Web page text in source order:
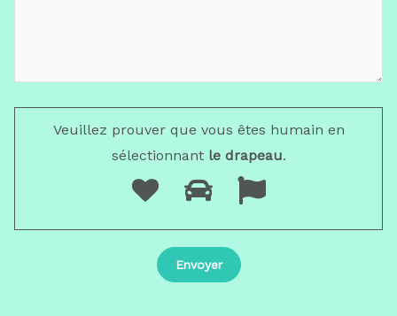
Veuillez prouver que vous êtes humain en
sélectionnantle drapeau.